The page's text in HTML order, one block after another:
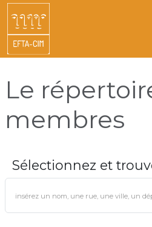
Le
membres
Sélectionnez et